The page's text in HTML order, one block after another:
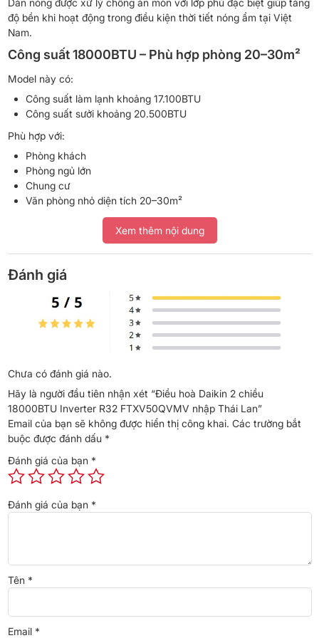
Dàn nóng được xử lý chống ăn mòn với lớp phủ đặc biệt giúp tăng
độ bền khi hoạt động trong điều kiện thời tiết nóng ẩm tại Việt
Nam.
Công suất 18000BTU – Phù hợp phòng 20–30m²
Model này có:
Công suất làm lạnh khoảng 17.100BTU
Công suất sưởi khoảng 20.500BTU
Phù hợp với:
Phòng khách
Phòng ngủ lớn
Chung cư
Văn phòng nhỏ diện tích 20–30m²
Khả năng làm lạnh và sưởi của máy khá nhanh nhờ máy nén
Inverter kết hợp gas R32 hiệu suất cao.
Daikin FTXV50QVMV sử dụng công nghệ DC Inverter giúp máy
nén tự điều chỉnh công suất linh hoạt thay vì bật/tắt liên tục như
Duy trì nhiệt độ ổn định
Hạn chế tiếng ồn
Tăng tuổi thọ máy nén
Máy có chỉ số CSPF khoảng 6.35, thuộc nhóm tiết kiệm điện khá
tốt trong phân khúc điều hòa 2 chiều 18000BTU hiện nay.
Ngoài ra máy còn được tích hợp chế độ Econo giúp giới hạn điện
năng tiêu thụ tối đa, hỗ trợ giảm tải cho cầu dao điện trong giờ
cao điểm.
Luồng gió Coanda và 3D Airflow làm lạnh dễ chịu
Đảo gió tự động 3D
Gió hướng lên trần rồi lan tỏa đều khắp phòng.
Xem thêm nội dung
Đánh giá
Chưa có đánh giá nào.
Hãy là người đầu tiên nhận xét “Điều hoà Daikin 2 chiều
18000BTU Inverter R32 FTXV50QVMV nhập Thái Lan”
Email của bạn sẽ không được hiển thị công khai. Các trường bắt
buộc được đánh dấu *
Đánh giá của bạn *
Đánh giá của bạn *
Tên *
Email *